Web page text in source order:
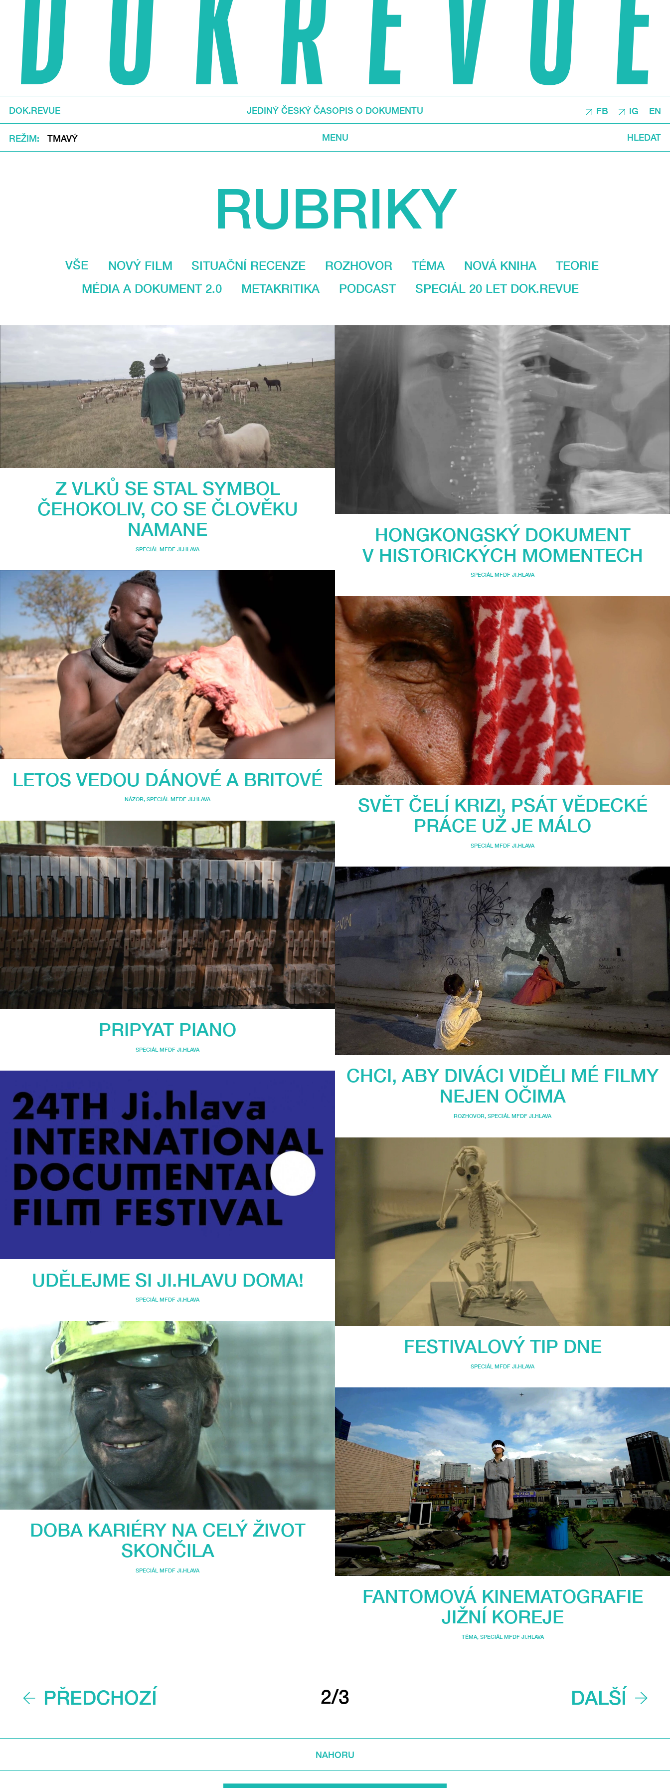
DOK.REVUE JEDINÝ ČESKÝ ČASOPIS O DOKUMENTU FB IG EN
REŽIM TMAVÝ MENU HLEDAT
RUBRIKY
VŠE NOVÝ FILM SITUAČNÍ RECENZE ROZHOVOR TÉMA NOVÁ KNIHA
TEORIE
MÉDIA A DOKUMENT 2.0
METAKRITIKA PODCAST SPECIÁL 20 LET DOK.REVUE
Z VLKŮ SE STAL SYMBOL
ČEHOKOLIV, CO SE ČLOVĚKU
NAMANE
SPECIÁL MFDF JI.HLAVA
LETOS VEDOU DÁNOVÉ A BRITOVÉ
NÁZOR, SPECIÁL MFDF JI.HLAVA
PRIPYAT PIANO
SPECIÁL MFDF JI.HLAVA
UDĚLEJME SI JI.HLAVU DOMA!
SPECIÁL MFDF JI.HLAVA
DOBA KARIÉRY NA CELÝ ŽIVOT
SKONČILA
SPECIÁL MFDF JI.HLAVA
HONGKONGSKÝ DOKUMENT
V HISTORICKÝCH MOMENTECH
SPECIÁL MFDF JI.HLAVA
SVĚT ČELÍ KRIZI, PSÁT VĚDECKÉ
PRÁCE UŽ JE MÁLO
SPECIÁL MFDF JI.HLAVA
CHCI, ABY DIVÁCI VIDĚLI MÉ FILMY
NEJEN OČIMA
ROZHOVOR, SPECIÁL MFDF JI.HLAVA
FESTIVALOVÝ TIP DNE
SPECIÁL MFDF JI.HLAVA
FANTOMOVÁ KINEMATOGRAFIE
JIŽNÍ KOREJE
TÉMA, SPECIÁL MFDF JI.HLAVA
PŘEDCHOZÍ 2/3 DALŠÍ
NAHORU